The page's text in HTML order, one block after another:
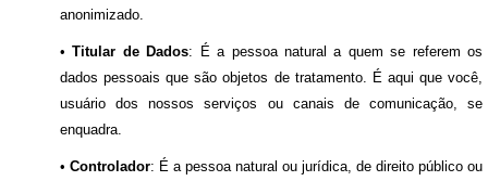
anonimizado.
•Titular de Dados: É a pessoa natural a quem se referem os
dados pessoais que são objetos de tratamento. É aqui que você,
usuário dos nossos serviços ou canais de comunicação, se
enquadra.
• Controlador: É a pessoa natural ou jurídica, de direito público ou